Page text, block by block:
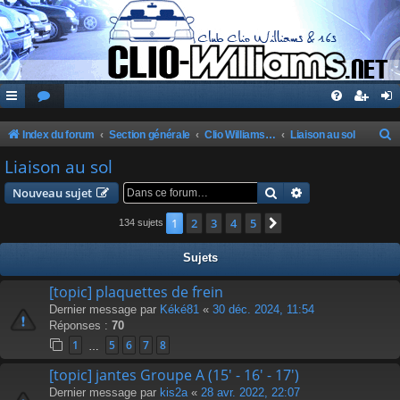
Index du forum Section générale Clio Williams & 16S Liaison au sol
c
Liaison au sol
Nouveau sujet Rechercher
134 sujets 1 2 3 4 5
Sujets
[topic] plaquettes de frein
Dernier message par Kéké81 « 30 déc. 2024, 11:54
Réponses : 70
1 5 6 7 8
[topic] jantes Groupe A (15' - 16' - 17')
Dernier message par kis2a « 28 avr. 2022, 22:07